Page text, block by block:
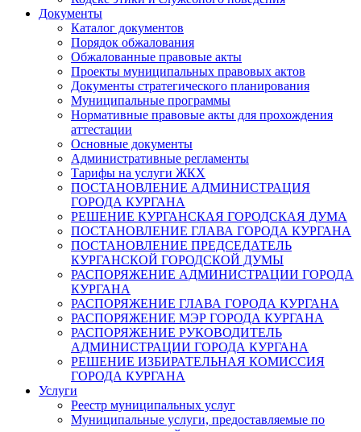
Документы
Каталог документов
Порядок обжалования
Обжалованные правовые акты
Проекты муниципальных правовых актов
Документы стратегического планирования
Муниципальные программы
Нормативные правовые акты для прохождения
аттестации
Основные документы
Административные регламенты
Тарифы на услуги ЖКХ
ПОСТАНОВЛЕНИЕ АДМИНИСТРАЦИЯ
ГОРОДА КУРГАНА
РЕШЕНИЕ КУРГАНСКАЯ ГОРОДСКАЯ ДУМА
ПОСТАНОВЛЕНИЕ ГЛАВА ГОРОДА КУРГАНА
ПОСТАНОВЛЕНИЕ ПРЕДСЕДАТЕЛЬ
КУРГАНСКОЙ ГОРОДСКОЙ ДУМЫ
РАСПОРЯЖЕНИЕ АДМИНИСТРАЦИИ ГОРОДА
КУРГАНА
РАСПОРЯЖЕНИЕ ГЛАВА ГОРОДА КУРГАНА
РАСПОРЯЖЕНИЕ МЭР ГОРОДА КУРГАНА
РАСПОРЯЖЕНИЕ РУКОВОДИТЕЛЬ
АДМИНИСТРАЦИИ ГОРОДА КУРГАНА
РЕШЕНИЕ ИЗБИРАТЕЛЬНАЯ КОМИССИЯ
ГОРОДА КУРГАНА
Услуги
Реестр муниципальных услуг
Муниципальные услуги, предоставляемые по